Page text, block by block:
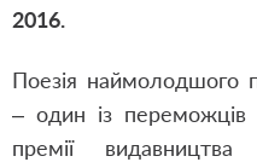
2016.
Поезія наймолодшого
– один із переможців
премії